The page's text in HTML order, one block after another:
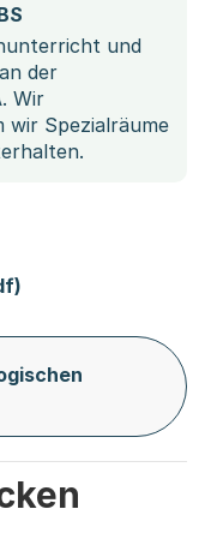
und
der
Wir
wir Spezialräume